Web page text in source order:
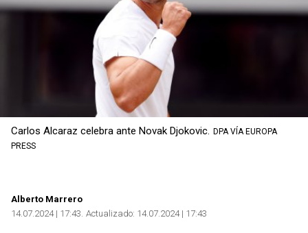
Carlos Alcaraz celebra ante Novak Djokovic. DPA VÍA EUROPA
PRESS
Alberto Marrero
14.07.2024 | 17:43 Actualizado: 14.07.2024 | 17:43